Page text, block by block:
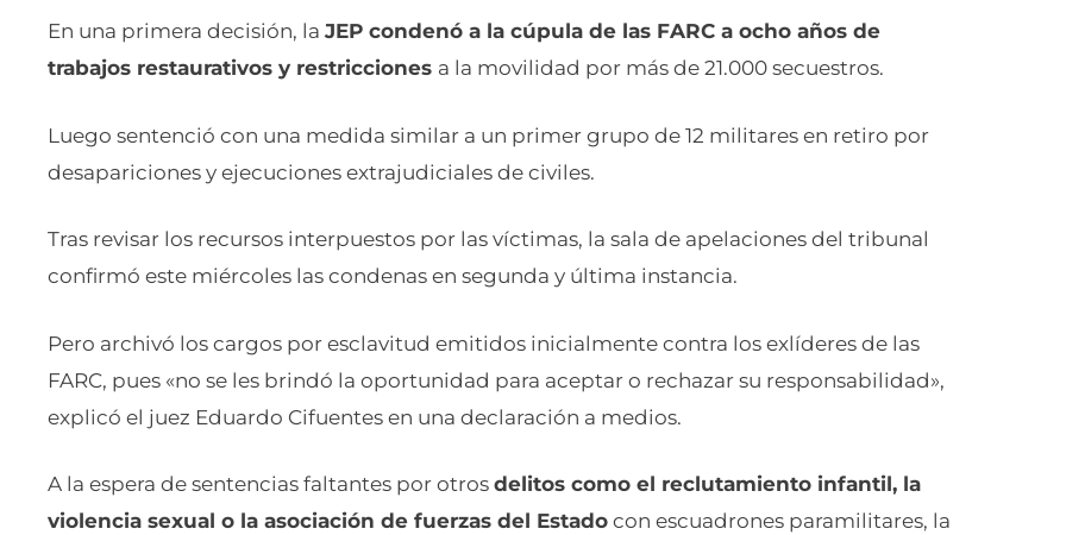
En una primera decisión, la JEP condenó a la cúpula de las FARC a ocho años de
trabajos restaurativos y restricciones a la movilidad por más de 21.000 secuestros.
Luego sentenció con una medida similar a un primer grupo de 12 militares en retiro por
desapariciones y ejecuciones extrajudiciales de civiles.
Tras revisar los recursos interpuestos por las víctimas, la sala de apelaciones del tribunal
confirmó este miércoles las condenas en segunda y última instancia.
Pero archivó los cargos por esclavitud emitidos inicialmente contra los exlíderes de las
FARC, pues «no se les brindó la oportunidad para aceptar o rechazar su responsabilidad»,
explicó el juez Eduardo Cifuentes en una declaración a medios.
A la espera de sentencias faltantes por otros delitos como el reclutamiento infantil, la
violencia sexual o la asociación de fuerzas del Estado con escuadrones paramilitares, la